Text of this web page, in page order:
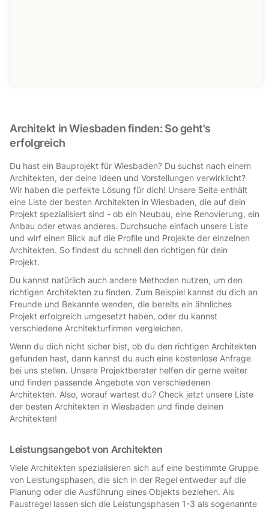
Architekt in Wiesbaden finden: So geht's
erfolgreich
Du hast ein Bauprojekt für Wiesbaden? Du suchst nach einem
Architekten, der deine Ideen und Vorstellungen verwirklicht?
Wir haben die perfekte Lösung für dich! Unsere Seite enthält
eine Liste der besten Architekten in Wiesbaden, die auf dein
Projekt spezialisiert sind - ob ein Neubau, eine Renovierung, ein
Anbau oder etwas anderes. Durchsuche einfach unsere Liste
und wirf einen Blick auf die Profile und Projekte der einzelnen
Architekten. So findest du schnell den richtigen für dein
Projekt.
Du kannst natürlich auch andere Methoden nutzen, um den
richtigen Architekten zu finden. Zum Beispiel kannst du dich an
Freunde und Bekannte wenden, die bereits ein ähnliches
Projekt erfolgreich umgesetzt haben, oder du kannst
verschiedene Architekturfirmen vergleichen.
Wenn du dich nicht sicher bist, ob du den richtigen Architekten
gefunden hast, dann kannst du auch eine kostenlose Anfrage
bei uns stellen. Unsere Projektberater helfen dir gerne weiter
und finden passende Angebote von verschiedenen
Architekten. Also, worauf wartest du? Check jetzt unsere Liste
der besten Architekten in Wiesbaden und finde deinen
Architekten!
Leistungsangebot von Architekten
Viele Architekten spezialisieren sich auf eine bestimmte Gruppe
von Leistungsphasen, die sich in der Regel entweder auf die
Planung oder die Ausführung eines Objekts beziehen. Als
Faustregel lassen sich die Leistungsphasen 1-3 als sogenannte